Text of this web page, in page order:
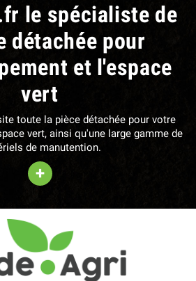
le spécialiste de
détachée pour
et l'espace
vert
toute la pièce détachée pour votre
vert, ainsi qu'une large gamme de
de manutention.
+